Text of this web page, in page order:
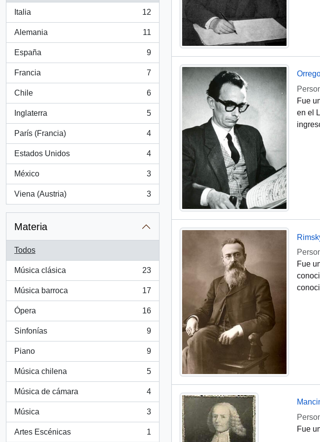
Italia
, 12 resultados
12
Alemania
, 11 resultados
11
España
, 9 resultados
9
Francia
, 7 resultados
7
Chile
, 6 resultados
6
Inglaterra
, 5 resultados
5
París (Francia)
, 4 resultados
4
Estados Unidos
, 4 resultados
4
México
, 3 resultados
3
Viena (Austria)
, 3 resultados
3
Materia
Todos
Música clásica
, 23 resultados
23
Música barroca
, 17 resultados
17
Ópera
, 16 resultados
16
Sinfonías
, 9 resultados
9
Piano
, 9 resultados
9
Música chilena
, 5 resultados
5
Música de cámara
, 4 resultados
4
Música
, 3 resultados
3
Artes Escénicas
, 1 resultados
1
Fue
en el
Fue
Fue